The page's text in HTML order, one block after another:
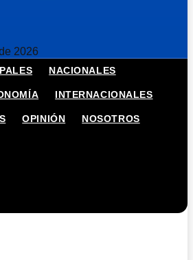
2026
NACIONALES
INTERNACIONALES
OPINIÓN NOSOTROS